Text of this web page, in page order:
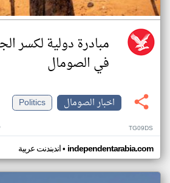
مبادرة دولية لكسر
في الصومال
اخبار الصومال
Politics
TG09DS
اندبندنت عربية• independentarabia.com